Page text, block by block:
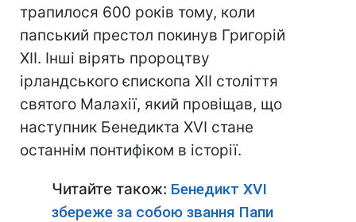
трапилося 600 років тому, коли
папський престол покинув Григорій
XII. Інші вірять пророцтву
ірландського єпископа XII століття
святого Малахії, який провіщав, що
наступник Бенедикта XVI стане
останнім понтифіком в історії.
Читайте також: Бенедикт XVI
збереже за собою звання Папи